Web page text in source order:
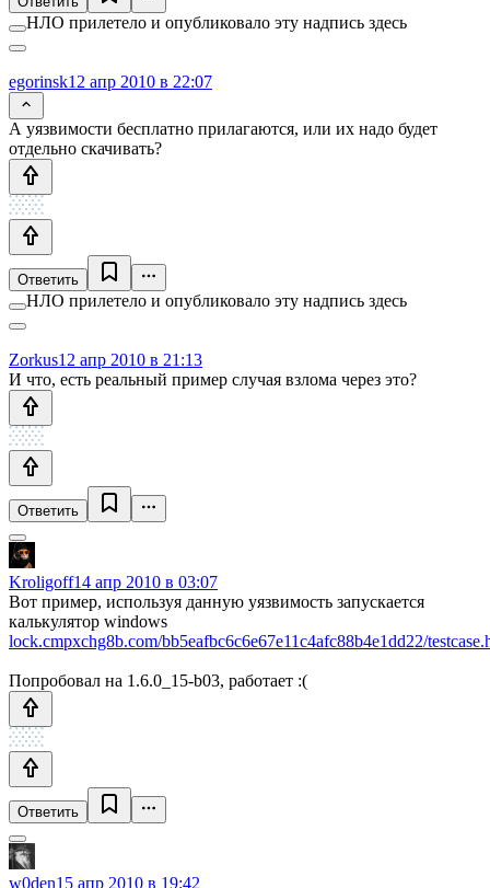
НЛО прилетело и опубликовало эту надпись здесь
egorinsk12 апр 2010 в 22:07
А уязвимости бесплатно прилагаются, или их надо будет
отдельно скачивать?
Ответить
НЛО прилетело и опубликовало эту надпись здесь
Zorkus12 апр 2010 в 21:13
И что, есть реальный пример случая взлома через это?
Ответить
Kroligoff14 апр 2010 в 03:07
Вот пример, используя данную уязвимость запускается
калькулятор windows
lock.cmpxchg8b.com/bb5eafbc6c6e67e11c4afc88b4e1dd22/
Попробовал на 1.6.0_15-b03, работает :(
Ответить
w0den15 апр 2010 в 19:42